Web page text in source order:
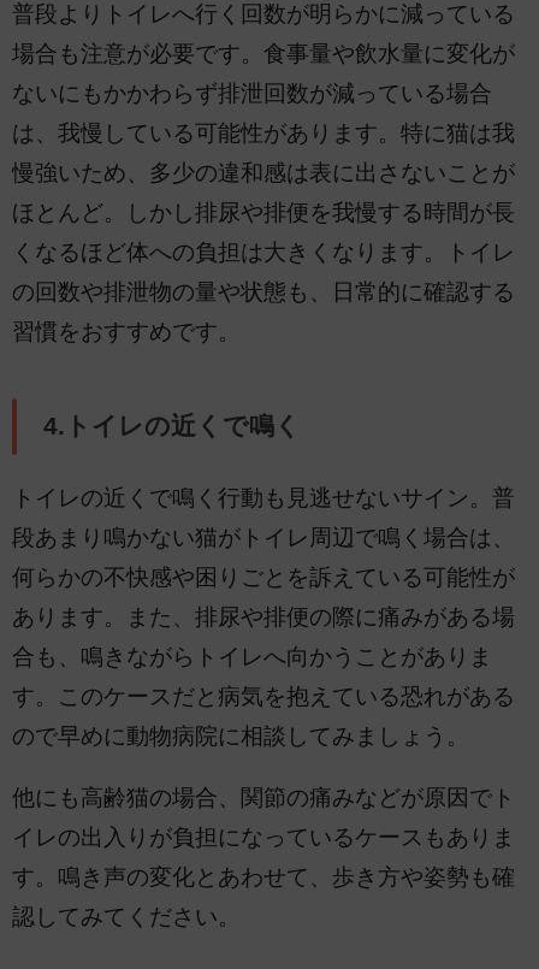
普段よりトイレへ行く回数が明らかに減っている
場合も注意が必要です。食事量や飲水量に変化が
ないにもかかわらず排泄回数が減っている場合
は、我慢している可能性があります。特に猫は我
慢強いため、多少の違和感は表に出さないことが
ほとんど。しかし排尿や排便を我慢する時間が長
くなるほど体への負担は大きくなります。トイレ
の回数や排泄物の量や状態も、日常的に確認する
習慣をおすすめです。
4.トイレの近くで鳴く
トイレの近くで鳴く行動も見逃せないサイン。普
段あまり鳴かない猫がトイレ周辺で鳴く場合は、
何らかの不快感や困りごとを訴えている可能性が
あります。また、排尿や排便の際に痛みがある場
合も、鳴きながらトイレへ向かうことがありま
す。このケースだと病気を抱えている恐れがある
ので早めに動物病院に相談してみましょう。
他にも高齢猫の場合、関節の痛みなどが原因でト
イレの出入りが負担になっているケースもありま
す。鳴き声の変化とあわせて、歩き方や姿勢も確
認してみてください。